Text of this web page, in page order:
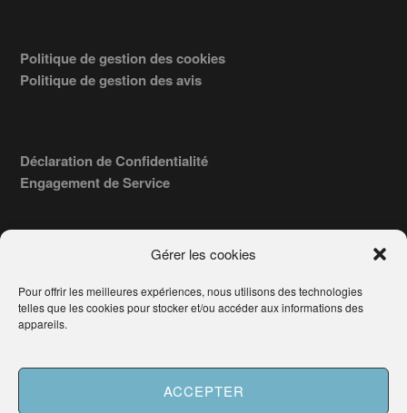
Gérer les cookies
Pour offrir les meilleures expériences, nous utilisons des technologies
telles que les cookies pour stocker et/ou accéder aux informations des
appareils.
ACCEPTER
Politique de gestion des cookies
Politique de gestion des avis
Déclaration de Confidentialité
Engagement de Service
COPYRIGHT © 2026 · TROUVERVOTREAVOCAT.COM, ÉDITÉ PAR
LA SOCIÉTÉAWATECH- 91, RUE DU FAUBOURG ST HONORÉ
Français